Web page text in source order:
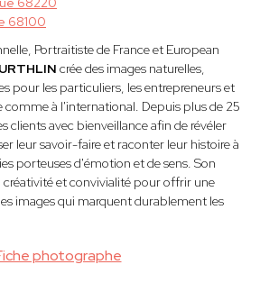
photographe
68100
Portraitiste de France et European
crée des images naturelles,
pour les particuliers, les entrepreneurs et
comme à l'international. Depuis plus de 25
clients avec bienveillance afin de révéler
leur savoir-faire et raconter leur histoire à
porteuses d'émotion et de sens. Son
créativité et convivialité pour offrir une
images qui marquent durablement les